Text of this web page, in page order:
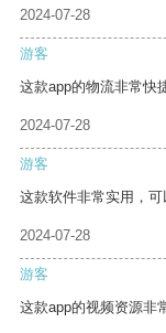
2024-07-28
游客
这款app的物流非常快
2024-07-28
游客
这款软件非常实用，可
2024-07-28
游客
这款app的视频资源非